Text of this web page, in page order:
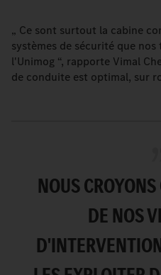
„ Ce sont surtout la cabine
systèmes de sécurité que
l'Unimog “, rapporte Vimal
de conduite est optimal, sur
NOUS
DE NOS